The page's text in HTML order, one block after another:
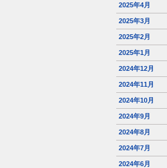
2025年4月
2025年3月
2025年2月
2025年1月
2024年12月
2024年11月
2024年10月
2024年9月
2024年8月
2024年7月
2024年6月